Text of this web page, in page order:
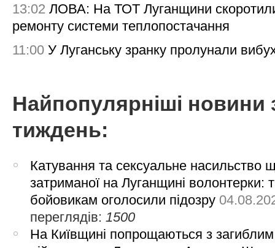
13:02 ЛОВА: На ТОТ Луганщини
ремонту системи теплопостачання
11:00 У Луганську зранку пролунали
Найпопулярніші новини
тиждень:
Катування та сексуальне насильство
затриманої на Луганщині волонтерки:
бойовикам оголосили підозру
переглядів: 1500
На Київщині попрощаються з загиблим